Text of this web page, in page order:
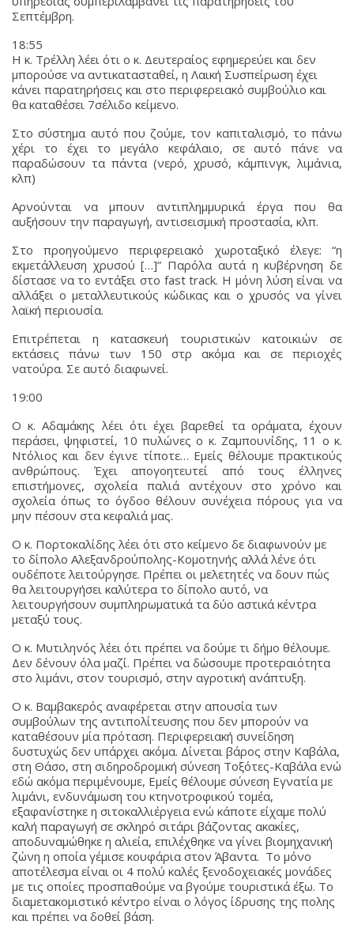
Σεπτέμβρη.
18:55
Η κ. Τρέλλη λέει ότι ο κ. Δευτεραίος εφημερεύει και δεν
μπορούσε να αντικατασταθεί, η Λαική Συσπείρωση έχει
κάνει παρατηρήσεις και στο περιφερειακό συμβούλιο και
θα καταθέσει 7σέλιδο κείμενο.
Στο σύστημα αυτό που ζούμε, τον καπιταλισμό, το πάνω
χέρι το έχει το μεγάλο κεφάλαιο, σε αυτό πάνε να
παραδώσουν τα πάντα (νερό, χρυσό, κάμπινγκ, λιμάνια,
κλπ)
Αρνούνται να μπουν αντιπλημμυρικά έργα που θα
αυξήσουν την παραγωγή, αντισεισμική προστασία, κλπ.
Στο προηγούμενο περιφερειακό χωροταξικό έλεγε: “η
εκμετάλλευση χρυσού […]” Παρόλα αυτά η κυβέρνηση δε
δίστασε να το εντάξει στο fast track. Η μόνη λύση είναι να
αλλάξει ο μεταλλευτικούς κώδικας και ο χρυσός να γίνει
λαϊκή περιουσία.
Επιτρέπεται η κατασκευή τουριστικών κατοικιών σε
εκτάσεις πάνω των 150 στρ ακόμα και σε περιοχές
νατούρα. Σε αυτό διαφωνεί.
19:00
Ο κ. Αδαμάκης λέει ότι έχει βαρεθεί τα οράματα, έχουν
περάσει, ψηφιστεί, 10 πυλώνες ο κ. Ζαμπουνίδης, 11 ο κ.
Ντόλιος και δεν έγινε τίποτε… Εμείς θέλουμε πρακτικούς
ανθρώπους. Έχει απογοητευτεί από τους έλληνες
επιστήμονες, σχολεία παλιά αντέχουν στο χρόνο και
σχολεία όπως το όγδοο θέλουν συνέχεια πόρους για να
μην πέσουν στα κεφαλιά μας.
Ο κ. Πορτοκαλίδης λέει ότι στο κείμενο δε διαφωνούν με
το δίπολο Αλεξανδρούπολης-Κομοτηνής αλλά λένε ότι
ουδέποτε λειτούργησε. Πρέπει οι μελετητές να δουν πώς
θα λειτουργήσει καλύτερα το δίπολο αυτό, να
λειτουργήσουν συμπληρωματικά τα δύο αστικά κέντρα
μεταξύ τους.
Ο κ. Μυτιληνός λέει ότι πρέπει να δούμε τι δήμο θέλουμε.
Δεν δένουν όλα μαζί. Πρέπει να δώσουμε προτεραιότητα
στο λιμάνι, στον τουρισμό, στην αγροτική ανάπτυξη.
Ο κ. Βαμβακερός αναφέρεται στην απουσία των
συμβούλων της αντιπολίτευσης που δεν μπορούν να
καταθέσουν μία πρόταση. Περιφερειακή συνείδηση
δυστυχώς δεν υπάρχει ακόμα. Δίνεται βάρος στην Καβάλα,
στη Θάσο, στη σιδηροδρομική σύνεση Τοξότες-Καβάλα ενώ
εδώ ακόμα περιμένουμε, Εμείς θέλουμε σύνεση Εγνατία με
λιμάνι, ενδυνάμωση του κτηνοτροφικού τομέα,
εξαφανίστηκε η σιτοκαλλιέργεια ενώ κάποτε είχαμε πολύ
καλή παραγωγή σε σκληρό σιτάρι βάζοντας ακακίες,
αποδυναμώθηκε η αλιεία, επιλέχθηκε να γίνει βιομηχανική
ζώνη η οποία γέμισε κουφάρια στον Άβαντα. Το μόνο
αποτέλεσμα είναι οι 4 πολύ καλές ξενοδοχειακές μονάδες
με τις οποίες προσπαθούμε να βγούμε τουριστικά έξω. Το
διαμετακομιστικό κέντρο είναι ο λόγος ίδρυσης της πολης
και πρέπει να δοθεί βάση.